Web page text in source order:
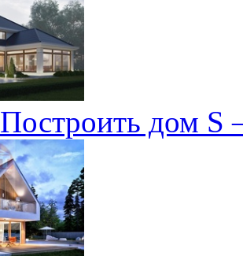
Построить дом